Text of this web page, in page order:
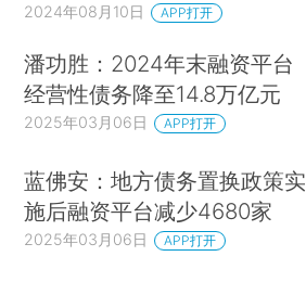
2024年08月10日 APP打开
潘功胜：2024年末融资平台
经营性债务降至14.8万亿元
2025年03月06日 APP打开
蓝佛安：地方债务置换政策实
施后融资平台减少4680家
2025年03月06日 APP打开